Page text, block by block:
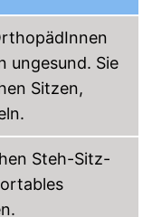
ungesund. Sie
Sitzen,
Steh-Sitz-